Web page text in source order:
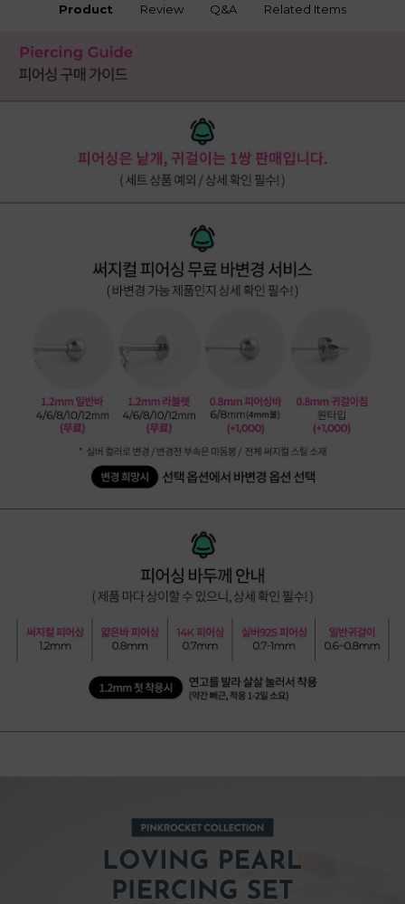
Product Review Q&A Related Items